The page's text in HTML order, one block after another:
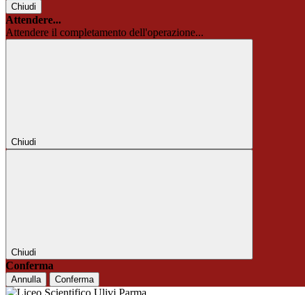
Chiudi
Attendere...
Attendere il completamento dell'operazione...
Chiudi
Chiudi
Conferma
Annulla Conferma